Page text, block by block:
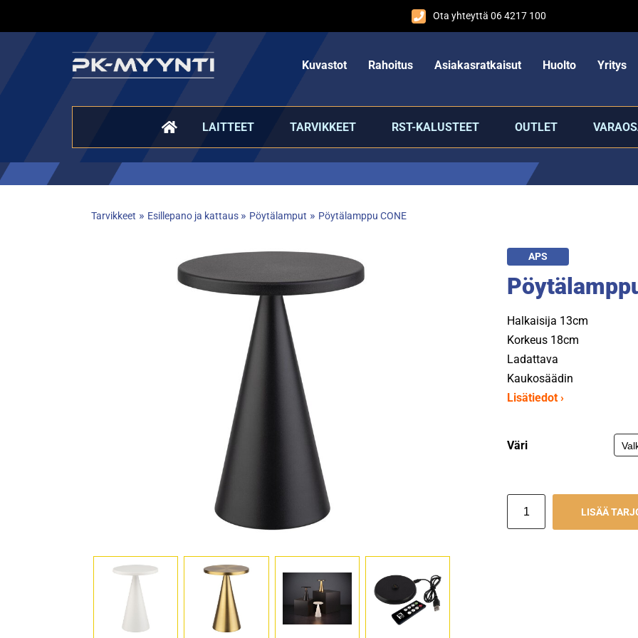
Ota yhteyttä 06 4217 100
Kuvastot Rahoitus Asiakasratkaisut Huolto Yritys
LAITTEET TARVIKKEET RST-KALUSTEET OUTLET
Tarvikkeet » Esillepano ja kattaus » Pöytälamput » Pöytälamppu CONE
APS
Halkaisija 13cm
Korkeus 18cm
Ladattava
Kaukosäädin
Lisätiedot ›
Väri
LISÄÄ